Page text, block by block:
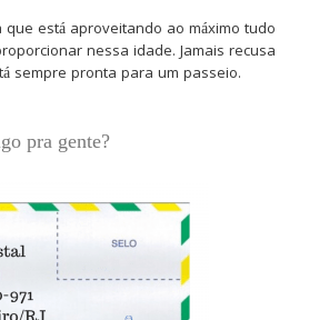
que está aproveitando ao máximo tudo
nessa idade. Jamais recusa
sempre pronta para um passeio.
pra gente?